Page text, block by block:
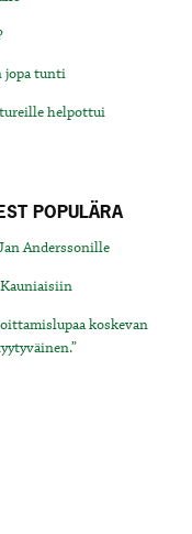
jopa tunti
helpottui
POPULÄRA
Anderssonille
koskevan